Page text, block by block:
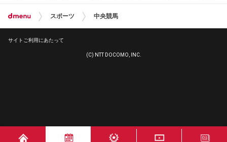
スポーツ 中央競馬
サイトご利用にあたって
(C) NTT DOCOMO, INC.